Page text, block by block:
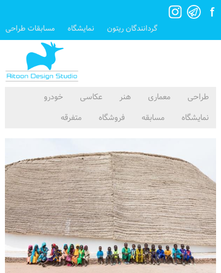
گردانندگان ریتون نمایشگاه مسابقات طراحی
طراحی معماری هنر عکاسی
خودرو
نمایشگاه
مسابقه فروشگاه متفرقه